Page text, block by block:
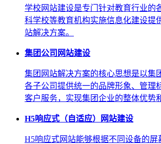
学校网站建设是专门针对教育行业的
科学校等教育机构实施信息化建设提
站解决方案。
集团公司网站建设
集团网站解决方案的核心思想是以集
各子公司提供统一的品牌形象、管理
客户服务，实现集团企业的整体优势
H5响应式（自适应）网站建设
H5响应式网站能够根据不同设备的屏